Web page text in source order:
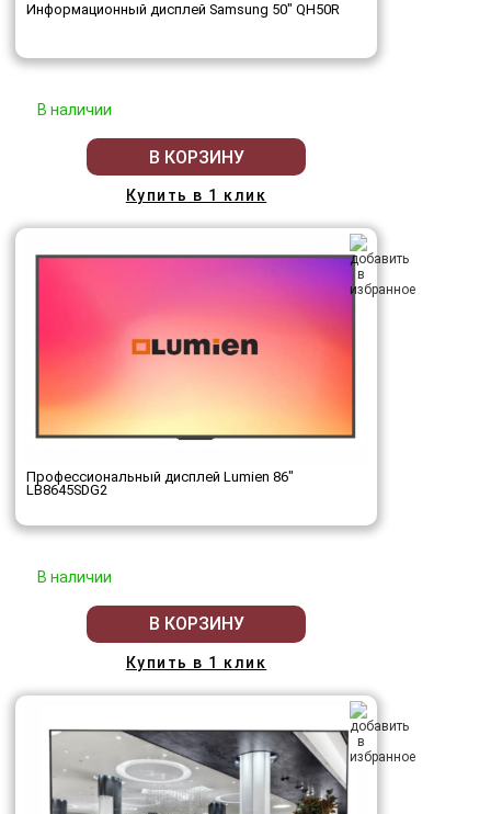
Информационный дисплей Samsung 50" QH50R
В наличии
В КОРЗИНУ
Купить в 1 клик
Профессиональный дисплей Lumien 86"
LB8645SDG2
В наличии
В КОРЗИНУ
Купить в 1 клик